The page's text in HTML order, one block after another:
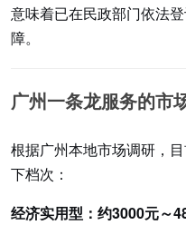
意味着已在民政部门依法
障。
广州一条龙服务的市
根据广州本地市场调研，
下档次：
经济实用型：约3000元～